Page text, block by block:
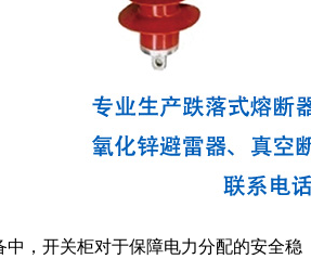
中，开关柜对于保障电力分配的安全稳